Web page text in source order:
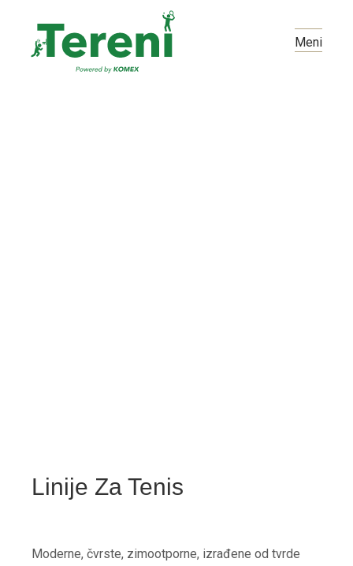
Linije Za Tenis
Moderne, čvrste, zimootporne, izrađene od tvrde